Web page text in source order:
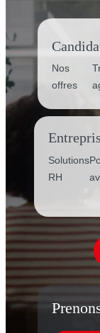
Nos
offres
Solutions
RH